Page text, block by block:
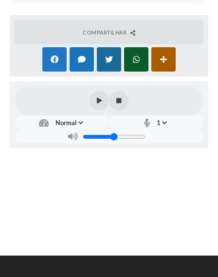
COMPARTILHAR